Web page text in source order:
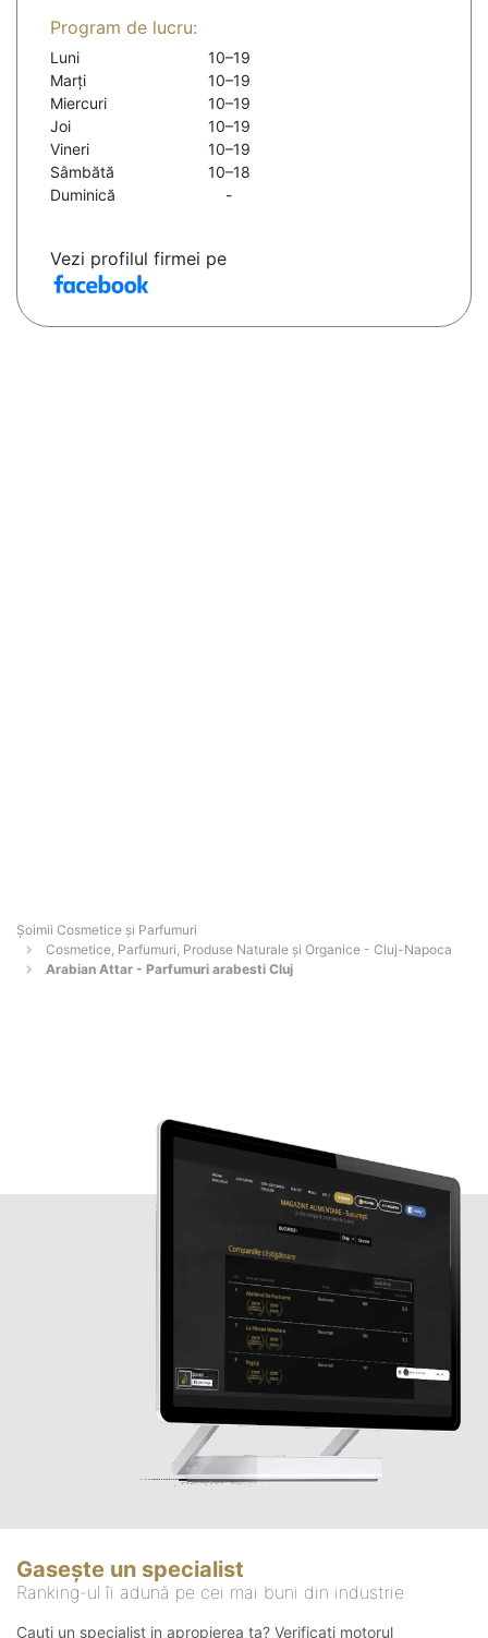
Program de lucru:
Luni
10–19
Marți
10–19
Miercuri
10–19
Joi
10–19
Vineri
10–19
Sâmbătă
10–18
Duminică
-
Vezi profilul firmei pe
Șoimii Cosmetice și Parfumuri
Cosmetice, Parfumuri, Produse Naturale și Organice - Cluj-Napoca
Arabian Attar - Parfumuri arabesti Cluj
Gasește un specialist
Ranking-ul îi adună pe cei mai buni din industrie
Cauți un specialist in apropierea ta? Verificați motorul